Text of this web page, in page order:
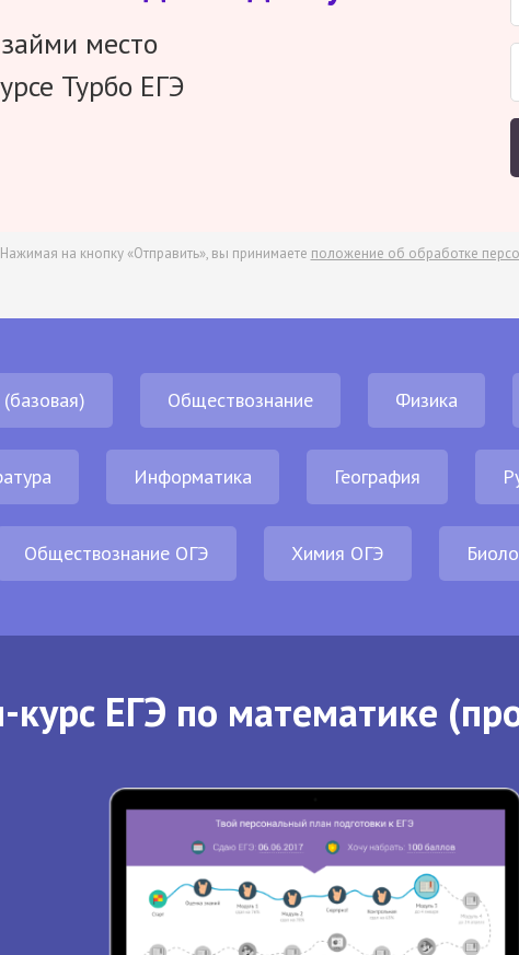
место
Турбо ЕГЭ
Нажимая на кнопку «Отправить», вы принимаете положение об обработке
Обществознание Физика
Информатика География
Обществознание ОГЭ Химия ОГЭ
курс ЕГЭ по математике